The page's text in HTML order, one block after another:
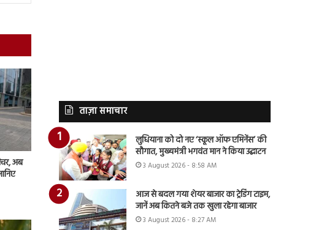
अब
ताज़ा समाचार
लुधियाना को दो नए ‘स्कूल ऑफ एमिनेंस’ की
सौगात, मुख्यमंत्री भगवंत मान ने किया उद्घाटन
3 August 2026 - 8:58 AM
आज से बदल गया शेयर बाजार का ट्रेडिंग टाइम,
जानें अब कितने बजे तक खुला रहेगा बाजार
3 August 2026 - 8:27 AM